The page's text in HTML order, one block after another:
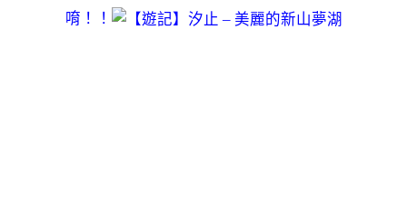
唷！！